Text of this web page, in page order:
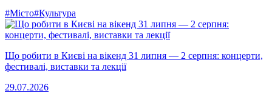
#Місто#Культура
Що робити в Києві на вікенд 31 липня — 2 серпня: концерти,
фестивалі, виставки та лекції
29.07.2026